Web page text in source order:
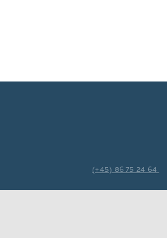
(+45) 86 75 24 64